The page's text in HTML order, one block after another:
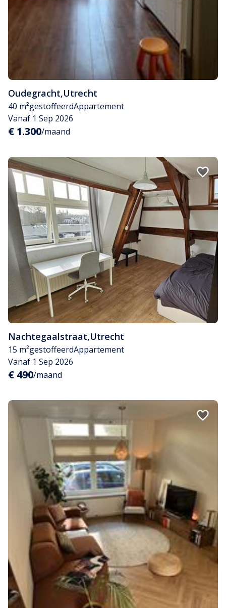
Oudegracht,Utrecht
40 m²gestoffeerdAppartement
Vanaf 1 Sep 2026
€ 1.300/maand
Nachtegaalstraat,Utrecht
15 m²gestoffeerdAppartement
Vanaf 1 Sep 2026
€ 490/maand